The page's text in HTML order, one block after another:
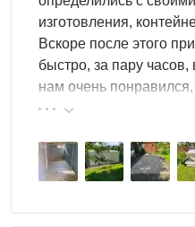
изготовления,
Вскоре после этого
быстро, за пару часов,
нам очень
эту фирму.